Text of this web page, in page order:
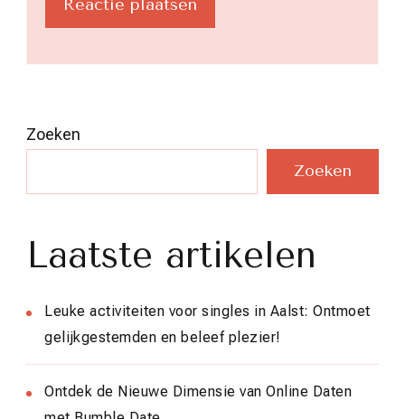
Zoeken
Zoeken
Laatste artikelen
Leuke activiteiten voor singles in Aalst: Ontmoet
gelijkgestemden en beleef plezier!
Ontdek de Nieuwe Dimensie van Online Daten